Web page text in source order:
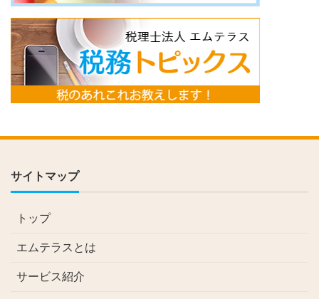
サイトマップ
トップ
エムテラスとは
サービス紹介